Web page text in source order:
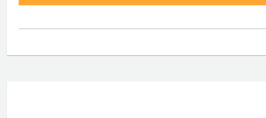
前の動画 次の動画